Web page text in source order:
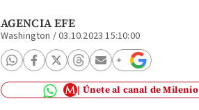
AGENCIA EFE
Washington /03.10.2023 15:10:00
Únete al canal de Milenio